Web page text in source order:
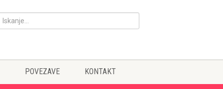
POVEZAVE KONTAKT